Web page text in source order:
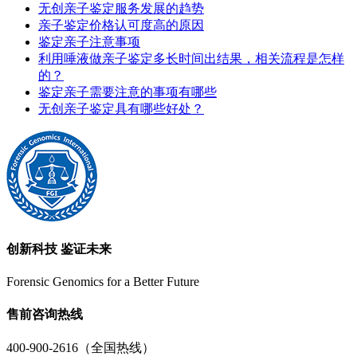
无创亲子鉴定服务发展的趋势
亲子鉴定价格认可度高的原因
鉴定亲子注意事项
利用唾液做亲子鉴定多长时间出结果，相关流程是怎样
的？
鉴定亲子需要注意的事项有哪些
无创亲子鉴定具有哪些好处？
创新科技 鉴证未来
Forensic Genomics for a Better Future
售前咨询热线
400-900-2616（全国热线）